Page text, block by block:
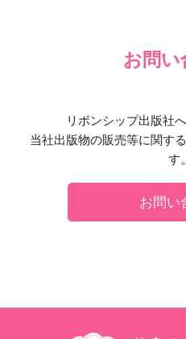
お問い
リボンシップ出版社
当社出版物の販売等に関す
す。
お問い